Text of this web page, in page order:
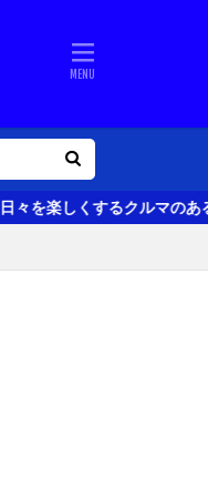
ある生活の話題をお届けし